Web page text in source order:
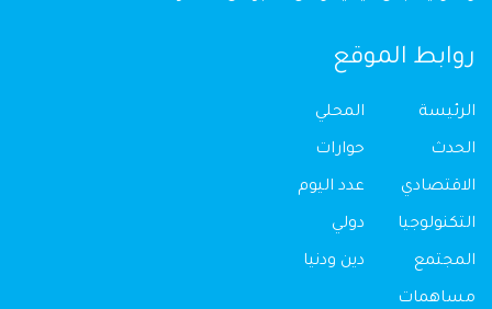
روابط الموقع
الرئيسة
الحدث
الاقتصادي
التكنولوجيا
المجتمع
مساهمات
المحلي
حوارات
عدد اليوم
دولي
دين ودنيا